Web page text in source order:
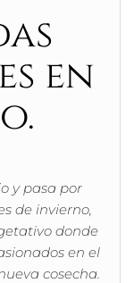
en
y pasa por
de invierno,
donde
en el
cosecha.